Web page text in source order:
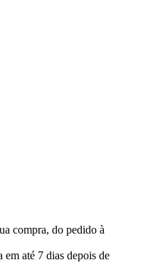
compra, do pedido à
em até 7 dias depois de